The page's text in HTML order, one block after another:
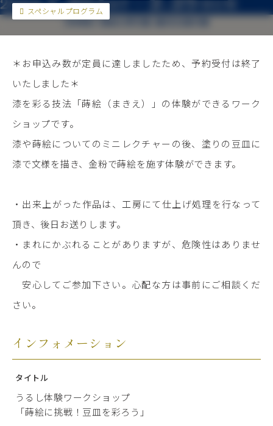
スペシャルプログラム
＊お申込み数が定員に達しましたため、予約受付は終了
いたしました＊
漆を彩る技法「蒔絵（まきえ）」の体験ができるワーク
ショップです。
漆や蒔絵についてのミニレクチャーの後、塗りの豆皿に
漆で文様を描き、金粉で蒔絵を施す体験ができます。
・出来上がった作品は、工房にて仕上げ処理を行なって
頂き、後日お送りします。
・まれにかぶれることがありますが、危険性はありませ
んので
安心してご参加下さい。心配な方は事前にご相談くだ
さい。
インフォメーション
タイトル
うるし体験ワークショップ
「蒔絵に挑戦！豆皿を彩ろう」